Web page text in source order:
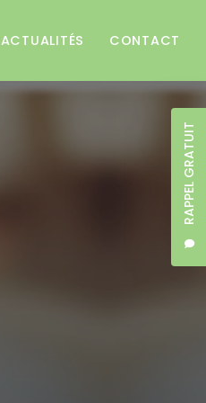
RAPPEL GRATUIT
ACTUALITÉS CONTACT